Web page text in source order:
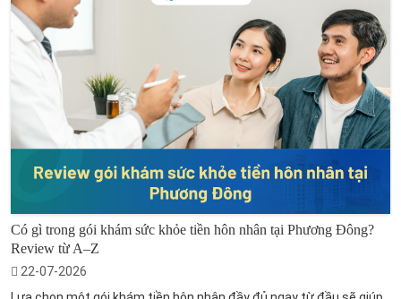
Có gì trong gói khám sức khỏe tiền hôn nhân tại Phương Đông?
Review từ A–Z
22-07-2026